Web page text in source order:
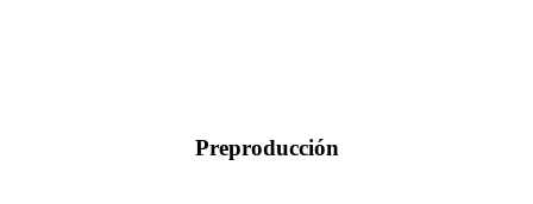
Preproducción